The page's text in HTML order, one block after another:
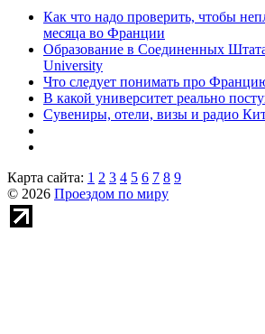
Как что надо проверить, чтобы
месяца во Франции
Образование в Соединенных
University
Что следует понимать про
В какой университет реально
Сувениры, отели, визы и радио
Карта сайта: 1 2 3 4 5 6 7 8 9
© 2026 Проездом по миру